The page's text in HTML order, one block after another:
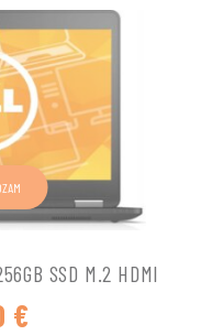
SSD M.2 HDMI
€